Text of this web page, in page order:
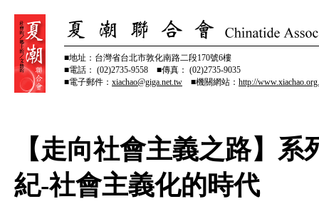
■地址：台灣省台北市敦化南路二段170號6樓
■電話： (02)2735-9558 ■傳真： (02)2735-9035
■電子郵件： xiachao@giga.net.tw ■機關網站： http://
【走向社會主義之路】
紀-社會主義化的時代